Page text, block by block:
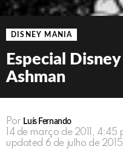
DISNEY MANIA
Especial
Ashman
Por Luís Fernando
14 de março de 2011, 4:45
updated 6 de julho de